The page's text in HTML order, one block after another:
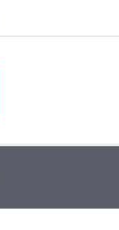
yıldızın ölümü